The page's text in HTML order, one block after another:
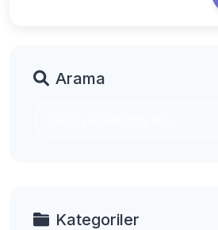
Arama
Kategoriler